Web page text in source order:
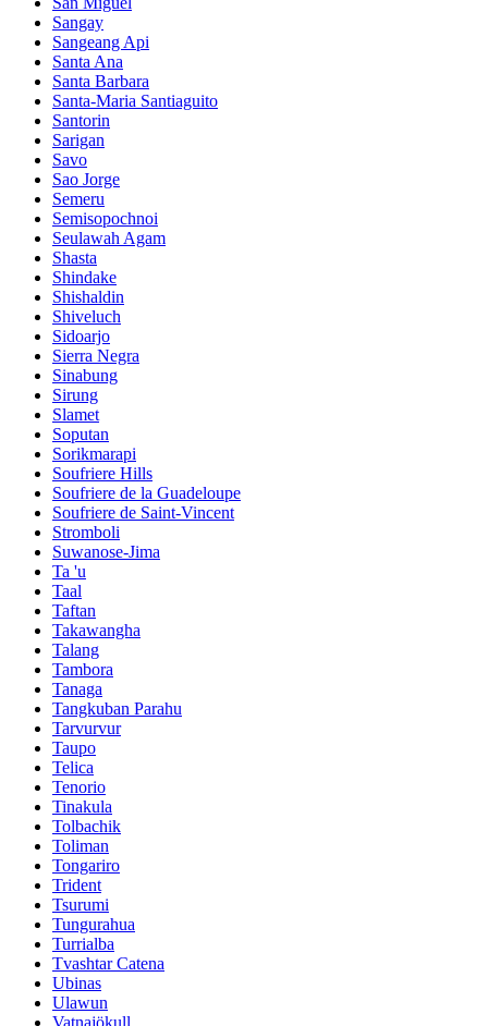
Sangay
Sangeang Api
Santa Ana
Santa Barbara
Santa-Maria Santiaguito
Santorin
Sarigan
Savo
Sao Jorge
Semeru
Semisopochnoi
Seulawah Agam
Shasta
Shindake
Shishaldin
Shiveluch
Sidoarjo
Sierra Negra
Sinabung
Sirung
Slamet
Soputan
Sorikmarapi
Soufriere Hills
Soufriere de la Guadeloupe
Soufriere de Saint-Vincent
Stromboli
Suwanose-Jima
Ta 'u
Taal
Taftan
Takawangha
Talang
Tambora
Tanaga
Tangkuban Parahu
Tarvurvur
Taupo
Telica
Tenorio
Tinakula
Tolbachik
Toliman
Tongariro
Trident
Tsurumi
Tungurahua
Turrialba
Tvashtar Catena
Ubinas
Ulawun